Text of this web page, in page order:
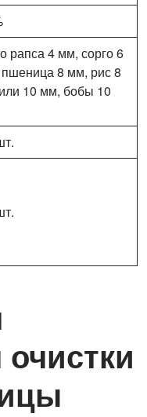
рапса 4 мм, сорго 6
8 мм, рис 8
10 мм, бобы 10